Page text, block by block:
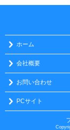
ホーム
会社概要
お問い合わせ
PCサイト